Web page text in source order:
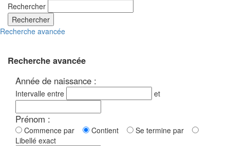
Rechercher
Rechercher
Recherche avancée
Recherche avancée
Année de naissance :
Intervalle entre et
Prénom :
Commence par Contient
Se termine par
Libellé exact